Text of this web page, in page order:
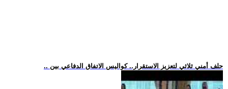
.. حلف أمني ثلاثي لتعزيز الاستقرار.. كواليس الاتفاق الدفاعي بين